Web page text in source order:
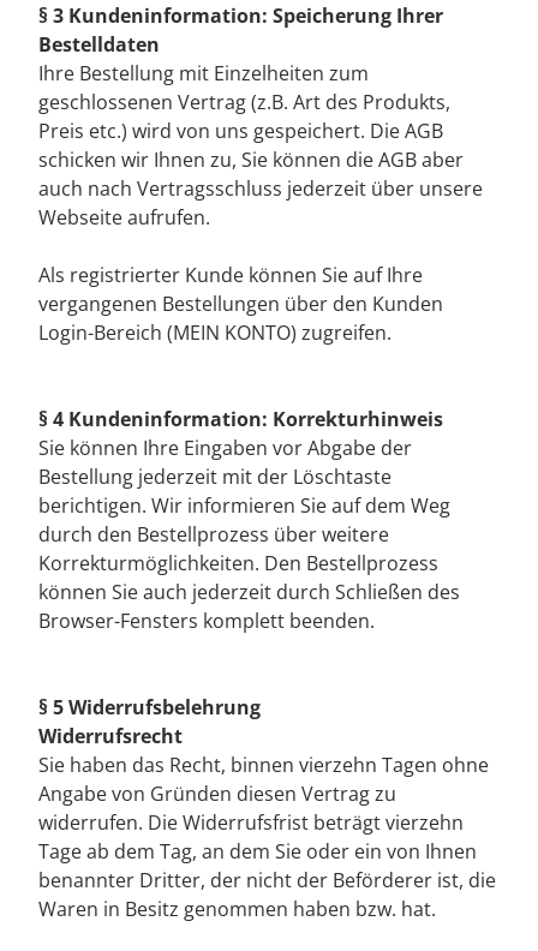
§ 3 Kundeninformation: Speicherung Ihrer
Bestelldaten
Ihre Bestellung mit Einzelheiten zum
geschlossenen Vertrag (z.B. Art des Produkts,
Preis etc.) wird von uns gespeichert. Die AGB
schicken wir Ihnen zu, Sie können die AGB aber
auch nach Vertragsschluss jederzeit über unsere
Webseite aufrufen.
Als registrierter Kunde können Sie auf Ihre
vergangenen Bestellungen über den Kunden
Login-Bereich (MEIN KONTO) zugreifen.
§ 4 Kundeninformation: Korrekturhinweis
Sie können Ihre Eingaben vor Abgabe der
Bestellung jederzeit mit der Löschtaste
berichtigen. Wir informieren Sie auf dem Weg
durch den Bestellprozess über weitere
Korrekturmöglichkeiten. Den Bestellprozess
können Sie auch jederzeit durch Schließen des
Browser-Fensters komplett beenden.
§ 5 Widerrufsbelehrung
Widerrufsrecht
Sie haben das Recht, binnen vierzehn Tagen ohne
Angabe von Gründen diesen Vertrag zu
widerrufen. Die Widerrufsfrist beträgt vierzehn
Tage ab dem Tag, an dem Sie oder ein von Ihnen
benannter Dritter, der nicht der Beförderer ist, die
Waren in Besitz genommen haben bzw. hat.